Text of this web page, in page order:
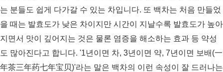
는 분들도 쉽게 다가갈 수 있는 차입니다. 또 백차는 처음 만들었
을 때는 발효도가 낮은 차이지만 시간이 지날수록 발효도가 높아
지면서 맛이 깊어지는 것은 물론 염증을 해소하는 효과 등 약성
도 많아진다고 합니다. '1년이면 차, 3년이면 약, 7년이면 보배(一
年茶三年药七年宝贝)'라는 말은 백차의 이런 속성이 잘 드러나는